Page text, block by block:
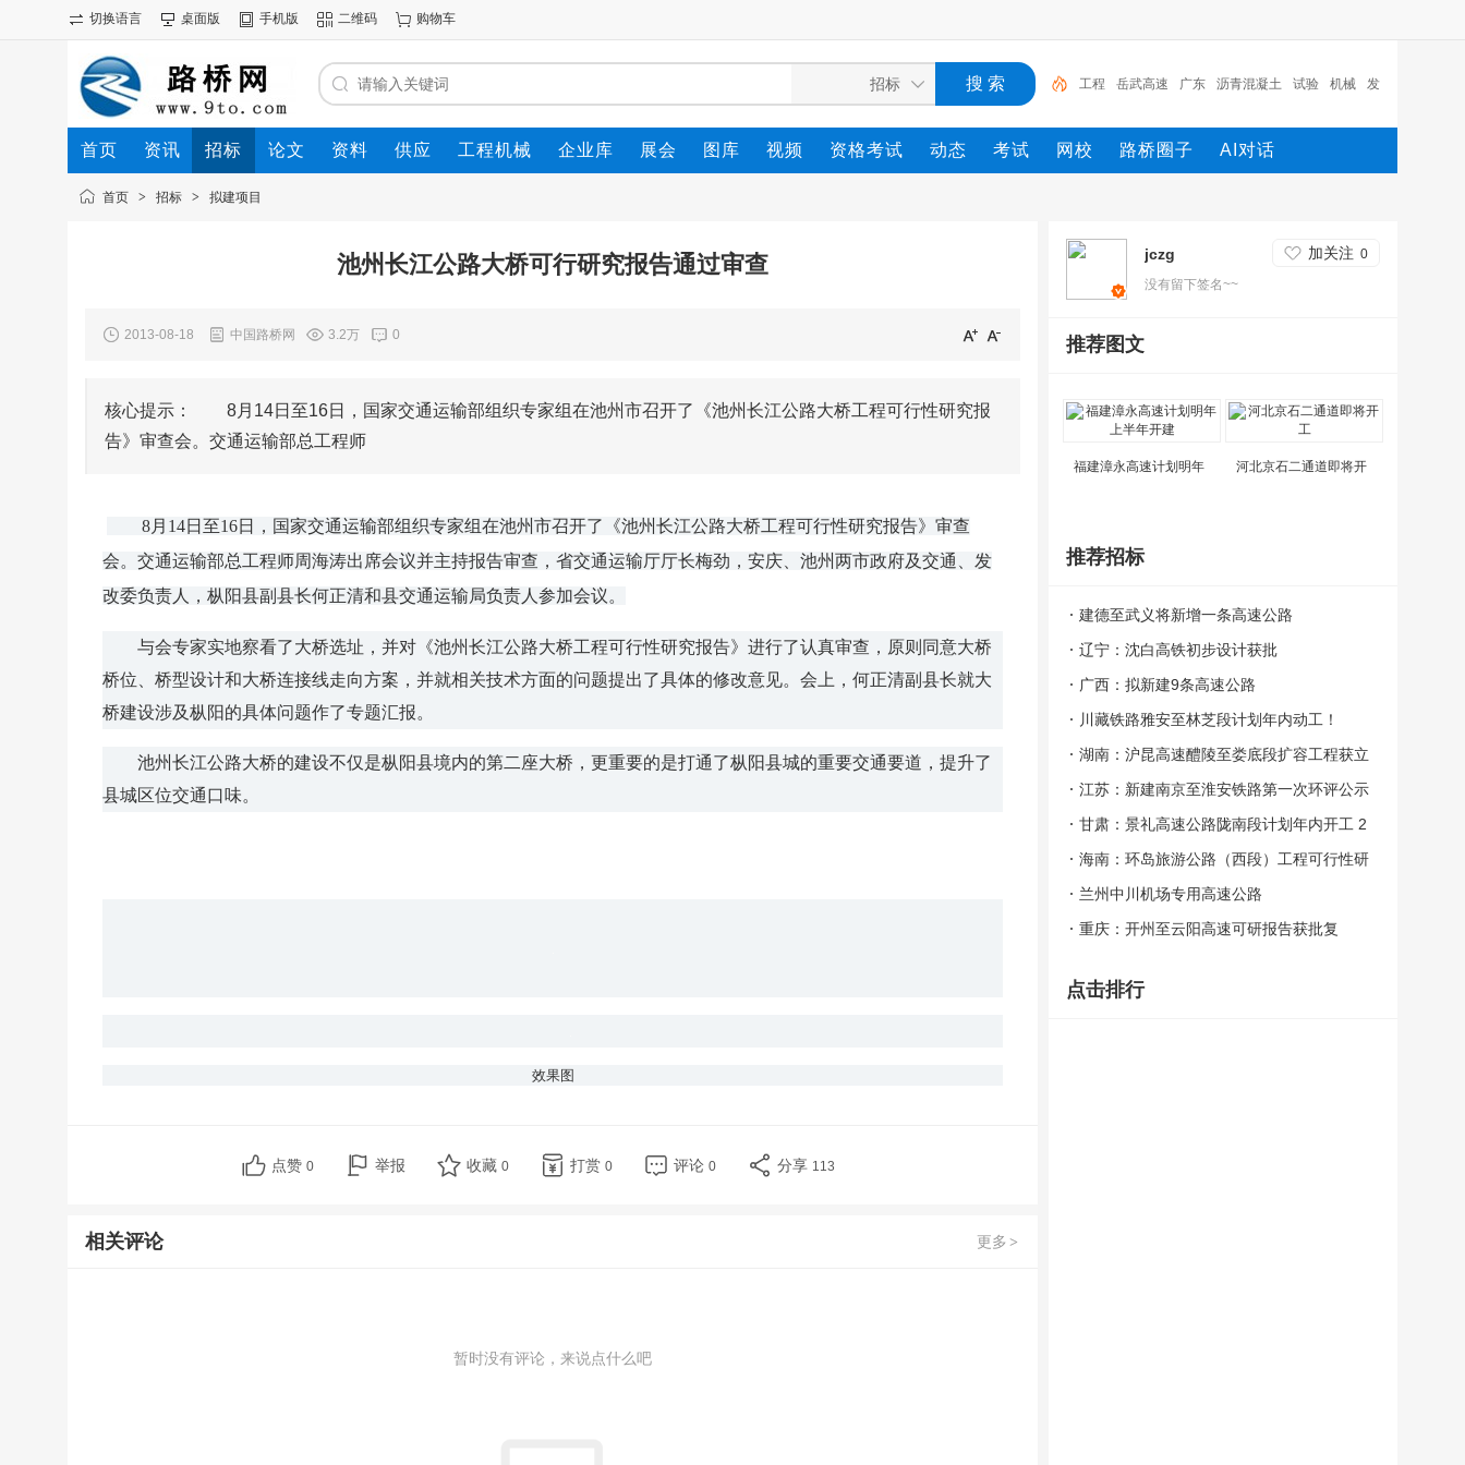
切换语言 桌面版 手机版 二维码 购物车
工程 岳武高速 广东 沥青混凝土 试验 机械 发
电机 施工 设计 路桥
首页 资讯 招标 论文 资料 供应 工程机械 企业库 展会 图库 视频 资格考试 动态 考试 网校 路桥圈子 AI对话
首页 > 招标 > 拟建项目
池州长江公路大桥可行研究报告通过审查
2013-08-18 中国路桥网 3.2万 0
核心提示： 8月14日至16日，国家交通运输部组织专家组在池州市召开了《池州长江公路大桥工程可行性研究报
告》审查会。交通运输部总工程师
8月14日至16日，国家交通运输部组织专家组在池州市召开了《池州长江公路大桥工程可行性研究报告》审查
会。交通运输部总工程师周海涛出席会议并主持报告审查，省交通运输厅厅长梅劲，安庆、池州两市政府及交通、发
改委负责人，枞阳县副县长何正清和县交通运输局负责人参加会议。
与会专家实地察看了大桥选址，并对《池州长江公路大桥工程可行性研究报告》进行了认真审查，原则同意大桥
桥位、桥型设计和大桥连接线走向方案，并就相关技术方面的问题提出了具体的修改意见。会上，何正清副县长就大
桥建设涉及枞阳的具体问题作了专题汇报。
池州长江公路大桥的建设不仅是枞阳县境内的第二座大桥，更重要的是打通了枞阳县城的重要交通要道，提升了
县城区位交通口味。
效果图
点赞 0 举报 收藏 0 打赏 0 评论 0 分享 113
更多 >
相关评论
暂时没有评论，来说点什么吧
jczg 加关注 0
没有留下签名~~
推荐图文
福建漳永高速计划明年 河北京石二通道即将开
推荐招标
建德至武义将新增一条高速公路
辽宁：沈白高铁初步设计获批
广西：拟新建9条高速公路
川藏铁路雅安至林芝段计划年内动工！
湖南：沪昆高速醴陵至娄底段扩容工程获立
项 总投资247亿元
江苏：新建南京至淮安铁路第一次环评公示
甘肃：景礼高速公路陇南段计划年内开工 2
023年建成
海南：环岛旅游公路（西段）工程可行性研
究报告获批
兰州中川机场专用高速公路
重庆：开州至云阳高速可研报告获批复
点击排行